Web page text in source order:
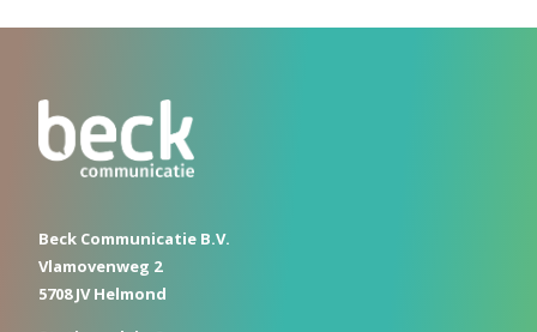
Beck Communicatie B.V.
Vlamovenweg 2
5708 JV Helmond